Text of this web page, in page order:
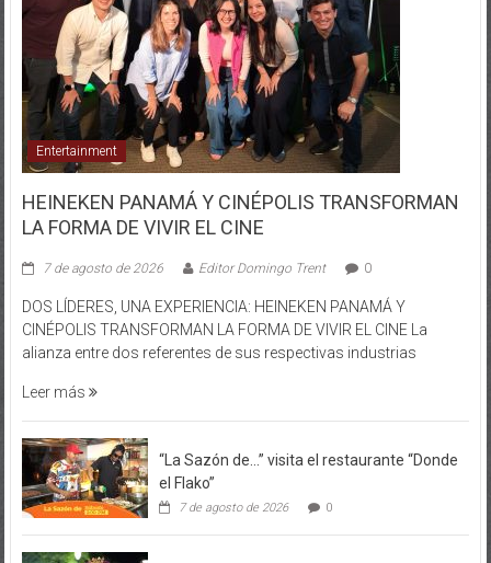
Entertainment
HEINEKEN PANAMÁ Y CINÉPOLIS TRANSFORMAN
LA FORMA DE VIVIR EL CINE
7 de agosto de 2026 Editor Domingo Trent 0
DOS LÍDERES, UNA EXPERIENCIA: HEINEKEN PANAMÁ Y
CINÉPOLIS TRANSFORMAN LA FORMA DE VIVIR EL CINE La
alianza entre dos referentes de sus respectivas industrias
Leer más
“La Sazón de…” visita el restaurante “Donde
el Flako”
7 de agosto de 2026 0